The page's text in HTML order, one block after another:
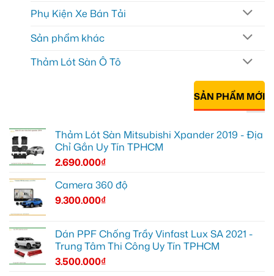
Phụ Kiện Xe Bán Tải
Sản phẩm khác
Thảm Lót Sàn Ô Tô
SẢN PHẨM MỚI
Thảm Lót Sàn Mitsubishi Xpander 2019 - Địa
Chỉ Gắn Uy Tín TPHCM
2.690.000₫
Camera 360 độ
9.300.000₫
Dán PPF Chống Trầy Vinfast Lux SA 2021 -
Trung Tâm Thi Công Uy Tín TPHCM
3.500.000₫